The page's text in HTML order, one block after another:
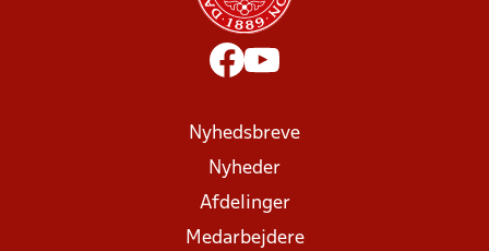
Nyhedsbreve
Nyheder
Afdelinger
Medarbejdere